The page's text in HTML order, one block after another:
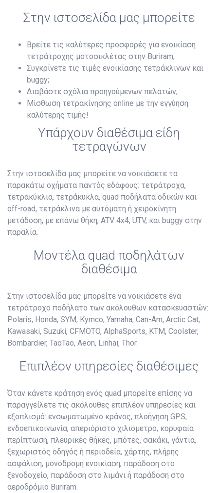
Στην ιστοσελίδα μας μπορείτε
Βρείτε τις καλύτερες προσφορές για ενοικίαση
τετράτροχης μοτοσικλέτας στην Buriram;
Συγκρίνετε τις τιμές ενοικίασης τετράκλινων και
buggy;
Διαβάστε σχόλια προηγούμενων πελατών;
Μίσθωση τετρακίνησης online με την εγγύηση
καλύτερης τιμής!
Υπάρχουν διαθέσιμα είδη
τετραγώνων
Στην ιστοσελίδα μας μπορείτε να νοικιάσετε τα
παρακάτω οχήματα παντός εδάφους: τετράτροχα,
τετρακύκλια, τετράκυκλα, quad ποδήλατα οδικών και
off-road, τετράκλινα με αυτόματη ή χειροκίνητη
μετάδοση, με επάνω θήκη, ATV 4x4, UTV, και buggy στην
παραλία.
Μοντέλα quad ποδηλάτων
διαθέσιμα
Στην ιστοσελίδα μας μπορείτε να νοικιάσετε ένα
τετράτροχο ποδήλατο των ακόλουθων κατασκευαστών:
Polaris, Honda, SYM, Kymco, Yamaha, Can-Am, Arctic Cat,
Kawasaki, Suzuki, CFMOTO, AlphaSports, KTM, Coolster,
Bombardier, TaoTao, Aeon, Linhai, Thor.
Επιπλέον υπηρεσίες διαθέσιμες
Όταν κάνετε κράτηση ενός quad μπορείτε επίσης να
παραγγείλετε τις ακόλουθες επιπλέον υπηρεσίες και
εξοπλισμό: ενσωματωμένο κράνος, πλοήγηση GPS,
ενδοεπικοινωνία, απεριόριστο χιλιόμετρο, κορυφαία
περίπτωση, πλευρικές θήκες, μπότες, σακάκι, γάντια,
ξεχωριστός οδηγός ή περιοδεία, χάρτης, πλήρης
ασφάλιση, μονόδρομη ενοικίαση, παράδοση στο
ξενοδοχείο, παράδοση στο λιμάνι ή παράδοση στο
αεροδρόμιο Buriram.